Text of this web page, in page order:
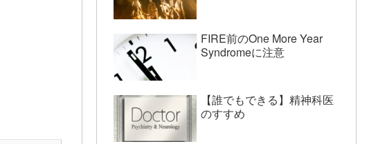
FIRE前のOne More Year
Syndromeに注意
【誰でもできる】精神科医
のすすめ